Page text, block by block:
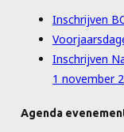
Inschrijven
Inschrijven
1 november
Agenda